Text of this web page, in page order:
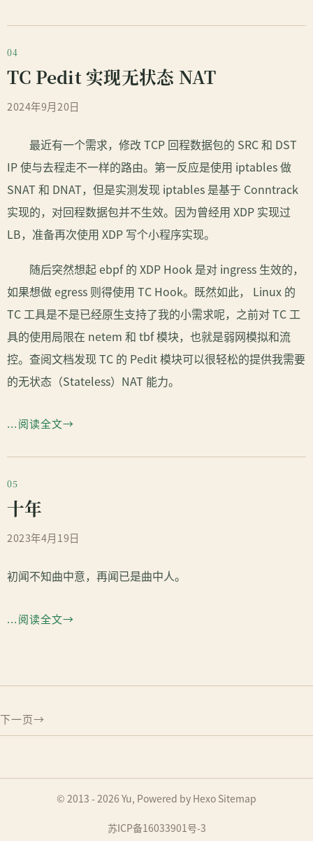
TC Pedit 实现无状态 NAT
2024年9月20日
最近有一个需求，修改 TCP 回程数据包的 SRC 和 DST
IP 使与去程走不一样的路由。第一反应是使用 iptables 做
SNAT 和 DNAT，但是实测发现 iptables 是基于 Conntrack
实现的，对回程数据包并不生效。因为曾经用 XDP 实现过
LB，准备再次使用 XDP 写个小程序实现。
随后突然想起 ebpf 的 XDP Hook 是对 ingress 生效的，
如果想做 egress 则得使用 TC Hook。既然如此， Linux 的
TC 工具是不是已经原生支持了我的小需求呢，之前对 TC 工
具的使用局限在 netem 和 tbf 模块，也就是弱网模拟和流
控。查阅文档发现 TC 的 Pedit 模块可以很轻松的提供我需要
的无状态（Stateless）NAT 能力。
...阅读全文
十年
2023年4月19日
初闻不知曲中意，再闻已是曲中人。
...阅读全文
下一页
© 2013 - 2026 Yu, Powered by Hexo Sitemap
苏ICP备16033901号-3